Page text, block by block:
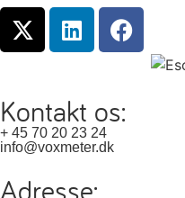
Kontakt os:
+ 45 70 20 23 24
info@voxmeter.dk
Adresse: